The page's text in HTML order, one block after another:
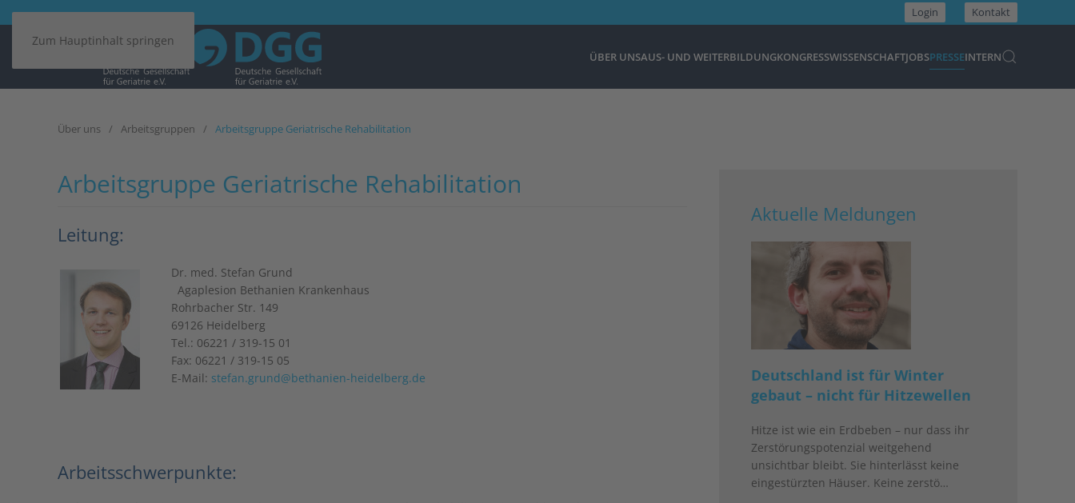
Zum Hauptinhalt springen
Login Kontakt
ÜBER UNSAUS- UND WEITERBILDUNGKONGRESSWISSENSCHAFTJOBSPRESSEINTERN
Über uns Arbeitsgruppen Arbeitsgruppe Geriatrische Rehabilitation
Arbeitsgruppe Geriatrische Rehabilitation
Leitung:
Dr. med. Stefan Grund
Agaplesion Bethanien Krankenhaus
Rohrbacher Str. 149
69126 Heidelberg
Tel.: 06221 / 319-15 01
Fax: 06221 / 319-15 05
E-Mail: stefan.grund@bethanien-heidelberg.de
Arbeitsschwerpunkte:
Aktuelle Meldungen
Deutschland ist für Winter
gebaut – nicht für Hitzewellen
Hitze ist wie ein Erdbeben – nur dass ihr
Zerstörungspotenzial weitgehend
unsichtbar bleibt. Sie hinterlässt keine
eingestürzten Häuser. Keine zerstö…